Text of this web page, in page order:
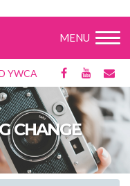
MENU
YWCA
CHANGE